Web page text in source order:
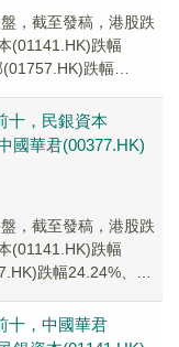
，截至發稿，港股跌
(01141.HK)跌幅
跌幅
十，民銀資本
國華君(00377.HK)
，截至發稿，港股跌
(01141.HK)跌幅
跌幅24.24%、環
十，中國華君